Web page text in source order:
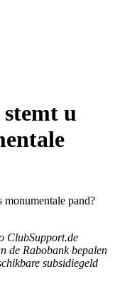
u
ClubSupport.de
de Rabobank bepalen
subsidiegeld